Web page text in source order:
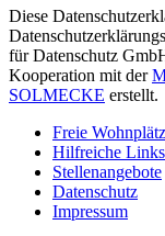
Diese
für Datenschutz
Kooperation mit der
SOLMECKE erstellt.
Freie
Hilfreiche
Stellenangebote
Datenschutz
Impressum